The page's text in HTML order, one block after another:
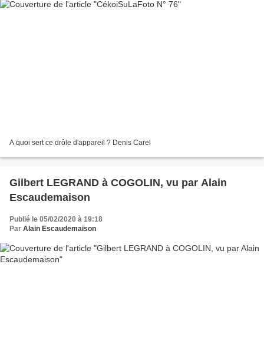
A quoi sert ce drôle d'appareil ? Denis Carel
Gilbert LEGRAND à COGOLIN, vu par Alain
Escaudemaison
Publié le 05/02/2020 à 19:18
Par Alain Escaudemaison